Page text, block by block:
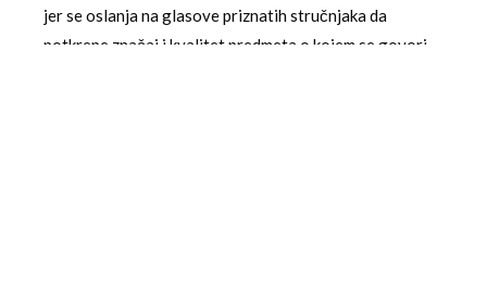
jer se oslanja na glasove priznatih stručnjaka da
potkrepe značaj i kvalitet predmeta o kojem se govori.